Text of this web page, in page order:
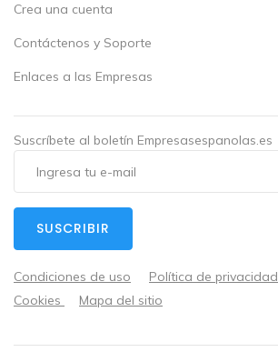
Crea una cuenta
Contáctenos y Soporte
Enlaces a las Empresas
Suscríbete al boletín Empresasespanolas.es
Condiciones de uso Política de privacidad
Cookies
Mapa del sitio
SUSCRIBIR